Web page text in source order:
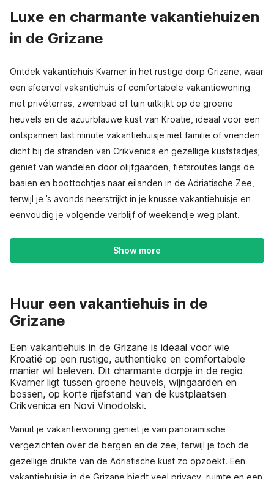
Luxe en charmante vakantiehuizen
in de Grizane
Ontdek vakantiehuis Kvarner in het rustige dorp Grizane, waar
een sfeervol vakantiehuis of comfortabele vakantiewoning
met privéterras, zwembad of tuin uitkijkt op de groene
heuvels en de azuurblauwe kust van Kroatië, ideaal voor een
ontspannen last minute vakantiehuisje met familie of vrienden
dicht bij de stranden van Crikvenica en gezellige kuststadjes;
geniet van wandelen door olijfgaarden, fietsroutes langs de
baaien en boottochtjes naar eilanden in de Adriatische Zee,
terwijl je ’s avonds neerstrijkt in je knusse vakantiehuisje en
eenvoudig je volgende verblijf of weekendje weg plant.
Show more
Huur een vakantiehuis in de
Grizane
Een vakantiehuis in de Grizane is ideaal voor wie
Kroatië op een rustige, authentieke en comfortabele
manier wil beleven. Dit charmante dorpje in de regio
Kvarner ligt tussen groene heuvels, wijngaarden en
bossen, op korte rijafstand van de kustplaatsen
Crikvenica en Novi Vinodolski.
Vanuit je vakantiewoning geniet je van panoramische
vergezichten over de bergen en de zee, terwijl je toch de
gezellige drukte van de Adriatische kust zo opzoekt. Een
vakantiehuisje in de Grizane biedt veel privacy, ruimte en een